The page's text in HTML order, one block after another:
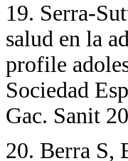
19. Serra-
salud en la
profile
Sociedad
Gac. Sanit
20. Berra S,